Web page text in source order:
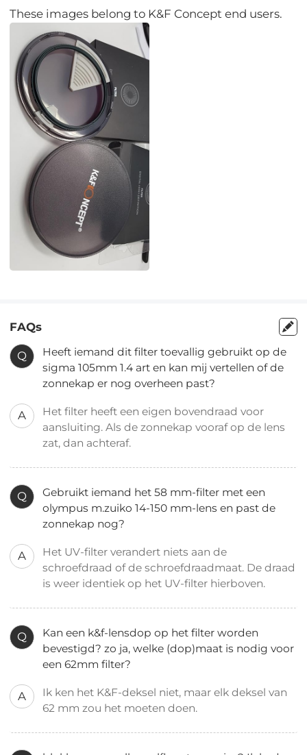
These images belong to K&F Concept end users.
FAQs
Q
Heeft iemand dit filter toevallig gebruikt op de
sigma 105mm 1.4 art en kan mij vertellen of de
zonnekap er nog overheen past?
A
Het filter heeft een eigen bovendraad voor
aansluiting. Als de zonnekap vooraf op de lens
zat, dan achteraf.
Q
Gebruikt iemand het 58 mm-filter met een
olympus m.zuiko 14-150 mm-lens en past de
zonnekap nog?
A
Het UV-filter verandert niets aan de
schroefdraad of de schroefdraadmaat. De draad
is weer identiek op het UV-filter hierboven.
Q
Kan een k&f-lensdop op het filter worden
bevestigd? zo ja, welke (dop)maat is nodig voor
een 62mm filter?
A
Ik ken het K&F-deksel niet, maar elk deksel van
62 mm zou het moeten doen.